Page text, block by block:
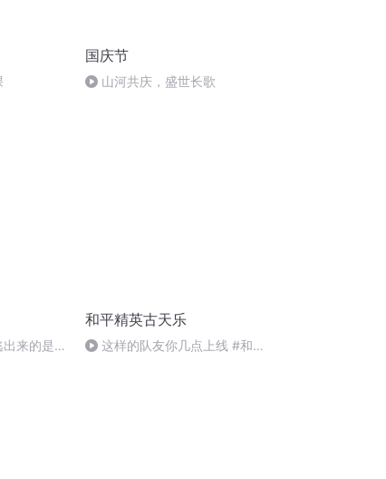
国庆节
山河共庆，盛世长歌
来的是哪
和平精英古天乐
这样的队友你几点上线 #和平